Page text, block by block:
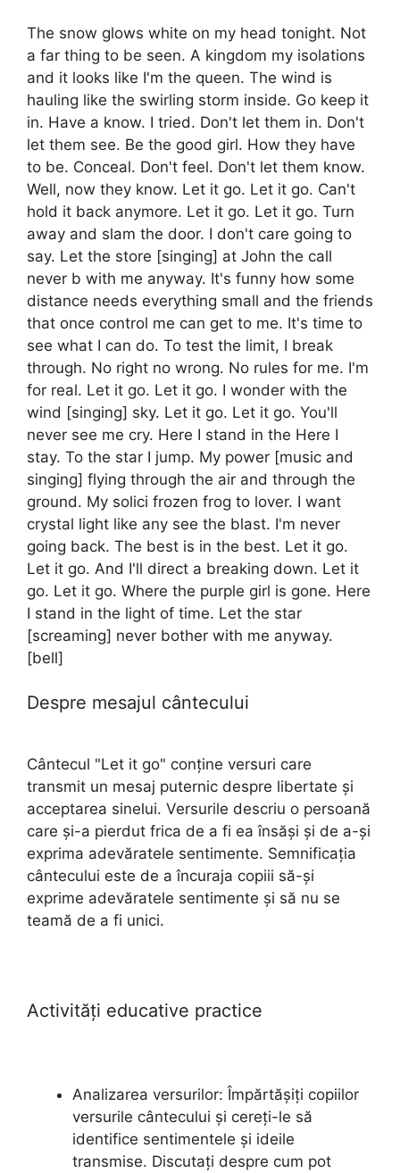
The snow glows white on my head tonight. Not
a far thing to be seen. A kingdom my isolations
and it looks like I'm the queen. The wind is
hauling like the swirling storm inside. Go keep it
in. Have a know. I tried. Don't let them in. Don't
let them see. Be the good girl. How they have
to be. Conceal. Don't feel. Don't let them know.
Well, now they know. Let it go. Let it go. Can't
hold it back anymore. Let it go. Let it go. Turn
away and slam the door. I don't care going to
say. Let the store [singing] at John the call
never b with me anyway. It's funny how some
distance needs everything small and the friends
that once control me can get to me. It's time to
see what I can do. To test the limit, I break
through. No right no wrong. No rules for me. I'm
for real. Let it go. Let it go. I wonder with the
wind [singing] sky. Let it go. Let it go. You'll
never see me cry. Here I stand in the Here I
stay. To the star I jump. My power [music and
singing] flying through the air and through the
ground. My solici frozen frog to lover. I want
crystal light like any see the blast. I'm never
going back. The best is in the best. Let it go.
Let it go. And I'll direct a breaking down. Let it
go. Let it go. Where the purple girl is gone. Here
I stand in the light of time. Let the star
[screaming] never bother with me anyway.
[bell]
Despre mesajul cântecului
Cântecul "Let it go" conține versuri care
transmit un mesaj puternic despre libertate și
acceptarea sinelui. Versurile descriu o persoană
care și-a pierdut frica de a fi ea însăși și de a-și
exprima adevăratele sentimente. Semnificația
cântecului este de a încuraja copiii să-și
exprime adevăratele sentimente și să nu se
teamă de a fi unici.
Activități educative practice
Analizarea versurilor: Împărtășiți copiilor
versurile cântecului și cereți-le să
identifice sentimentele și ideile
transmise. Discutați despre cum pot